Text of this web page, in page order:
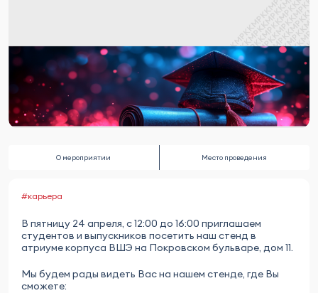
О мероприятии Место проведения
#карьера
В пятницу 24 апреля, с 12:00 до 16:00 приглашаем
студентов и выпускников посетить наш стенд в
атриуме корпуса ВШЭ на Покровском бульваре, дом 11.
Мы будем рады видеть Вас на нашем стенде, где Вы
сможете: